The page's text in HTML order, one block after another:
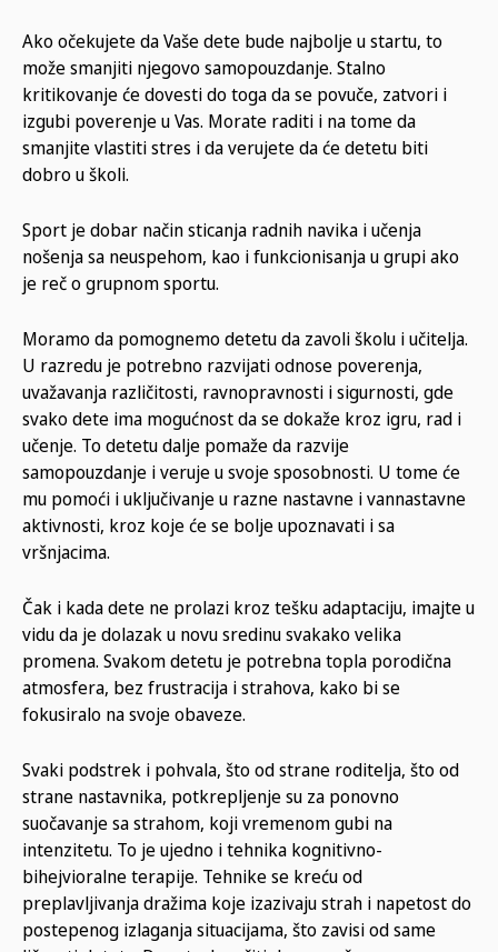
Ako očekujete da Vaše dete bude najbolje u startu, to
može smanjiti njegovo samopouzdanje. Stalno
kritikovanje će dovesti do toga da se povuče, zatvori i
izgubi poverenje u Vas. Morate raditi i na tome da
smanjite vlastiti stres i da verujete da će detetu biti
dobro u školi.
Sport je dobar način sticanja radnih navika i učenja
nošenja sa neuspehom, kao i funkcionisanja u grupi ako
je reč o grupnom sportu.
Moramo da pomognemo detetu da zavoli školu i učitelja.
U razredu je potrebno razvijati odnose poverenja,
uvažavanja različitosti, ravnopravnosti i sigurnosti, gde
svako dete ima mogućnost da se dokaže kroz igru, rad i
učenje. To detetu dalje pomaže da razvije
samopouzdanje i veruje u svoje sposobnosti. U tome će
mu pomoći i uključivanje u razne nastavne i vannastavne
aktivnosti, kroz koje će se bolje upoznavati i sa
vršnjacima.
Čak i kada dete ne prolazi kroz tešku adaptaciju, imajte u
vidu da je dolazak u novu sredinu svakako velika
promena. Svakom detetu je potrebna topla porodična
atmosfera, bez frustracija i strahova, kako bi se
fokusiralo na svoje obaveze.
Svaki podstrek i pohvala, što od strane roditelja, što od
strane nastavnika, potkrepljenje su za ponovno
suočavanje sa strahom, koji vremenom gubi na
intenzitetu. To je ujedno i tehnika kognitivno-
bihejvioralne terapije. Tehnike se kreću od
preplavljivanja dražima koje izazivaju strah i napetost do
postepenog izlaganja situacijama, što zavisi od same